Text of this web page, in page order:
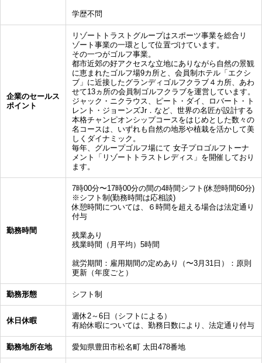
学歴不問
企業のセールス
ポイント
リゾートトラストグループはスポーツ事業を総合リ
ゾート事業の一環として位置づけています。
その一つがゴルフ事業。
都市近郊の好アクセスな立地にありながら自然の景観
に恵まれたゴルフ場9カ所と、会員制ホテル「エクシ
ブ」に近接したグランディゴルフクラブ４カ所、あわ
せて13ヵ所の会員制ゴルフクラブを運営しています。
ジャック・ニクラウス、ピート・ダイ、ロバート・ト
レント・ジョーンズJr．など、世界の名匠が設計する
本格チャンピオンシップコースをはじめとした数々の
名コースは、いずれも自然の地形や植栽を活かして美
しくダイナミック。
毎年、グループゴルフ場にて 女子プロゴルフトーナ
メント「リゾートトラストレディス」を開催しており
ます。
勤務時間
7時00分〜17時00分の間の4時間シフト(休憩時間60分)
※シフト制(勤務時間は応相談)
休憩時間については、６時間を超える場合は法定通り
付与
残業あり
残業時間（月平均）5時間
就労期間：雇用期間の定めあり（〜3月31日）：原則
更新（年度ごと）
勤務形態 シフト制
休日休暇
週休2～6日（シフトによる）
有給休暇については、勤務日数により、法定通り付与
勤務地所在地 愛知県豊田市松名町 太田478番地